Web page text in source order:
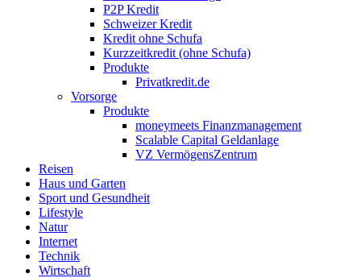
P2P Kredit
Schweizer Kredit
Kredit ohne Schufa
Kurzzeitkredit (ohne Schufa)
Produkte
Privatkredit.de
Vorsorge
Produkte
moneymeets Finanzmanagement
Scalable Capital Geldanlage
VZ VermögensZentrum
Reisen
Haus und Garten
Sport und Gesundheit
Lifestyle
Natur
Internet
Technik
Wirtschaft